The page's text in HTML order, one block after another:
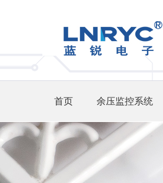
首页 余压监控系统